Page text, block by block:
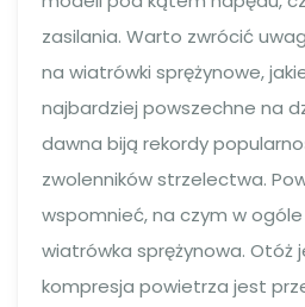
zasilania. Warto zwrócić
na wiatrówki sprężynowe,
najbardziej powszechne na
dawna biją rekordy
zwolenników strzelectwa.
wspomnieć, na czym w
wiatrówka sprężynowa. Otóż
kompresja powietrza jest